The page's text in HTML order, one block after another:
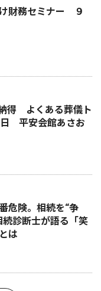
財務セミナー ９
得 よくある葬儀ト
平安会館あさお
危険。相続を“争
診断士が語る「笑
は